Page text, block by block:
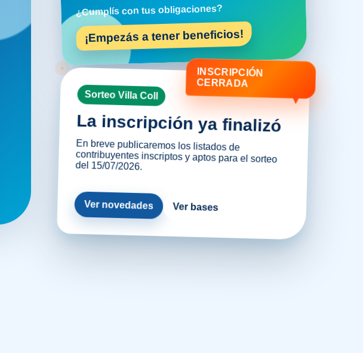
¿Cumplís con tus obligaciones?
¡Empezás a tener beneficios!
INSCRIPCIÓN
CERRADA
Sorteo Villa Coll
La inscripción ya finalizó
En breve publicaremos los listados de
contribuyentes inscriptos y aptos para el sorteo
del 15/07/2026.
Ver novedades Ver bases